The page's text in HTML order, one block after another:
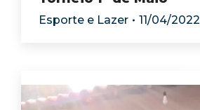
Esporte e Lazer 11/04/2022